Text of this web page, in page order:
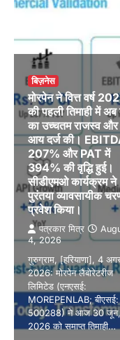
बिज़नेस
मोरपेन ने वित्त वर्ष
की पहली तिमाही में
का उच्चतम राजस्व और
आय दर्ज की।
207% और PAT में
394% की वृद्धि हुई।
सीडीएमओ कार्यक्रम ने
पुरंतया व्यावसायीक
प्रवेश किया।
पत्रकार मित्र
4, 2026
गुरुग्राम, [हरियाणा], 4
2026: मोरपेन लैबोरेटरीज
लिमिटेड (एनएसई:
MOREPENLAB; बीएसई:
500288) ने आज 30 जून,
2026 को समाप्त तिमाही…